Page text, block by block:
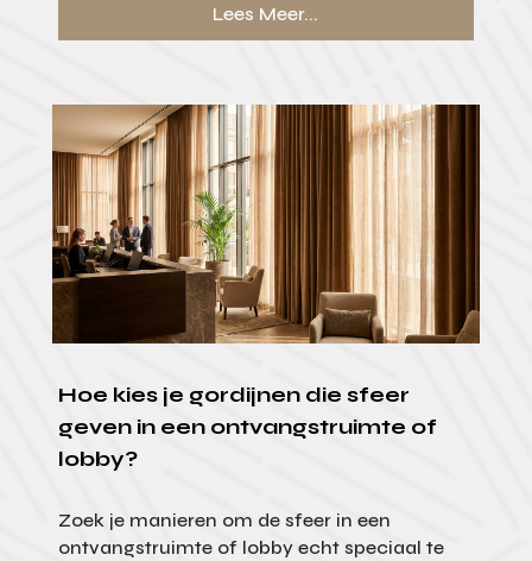
Lees Meer...
Hoe kies je gordijnen die sfeer
geven in een ontvangstruimte of
lobby?
Zoek je manieren om de sfeer in een
ontvangstruimte of lobby echt speciaal te